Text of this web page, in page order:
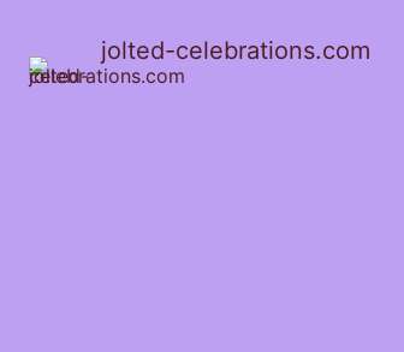
jolted-celebrations.com